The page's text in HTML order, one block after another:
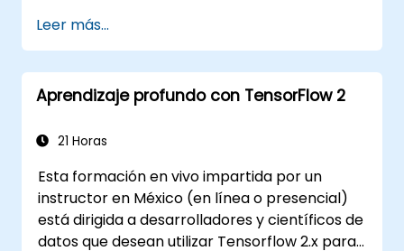
artificial de extremo a extremo para
analizar datos de fraude.
Leer más...
Aprendizaje profundo con TensorFlow 2
21 Horas
Esta formación en vivo impartida por un
instructor en México (en línea o presencial)
está dirigida a desarrolladores y científicos de
datos que desean utilizar Tensorflow 2.x para